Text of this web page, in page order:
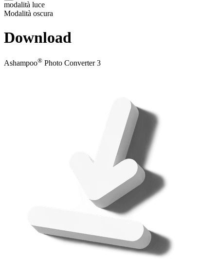
modalità luce
Modalità oscura
Download
Ashampoo® Photo Converter 3